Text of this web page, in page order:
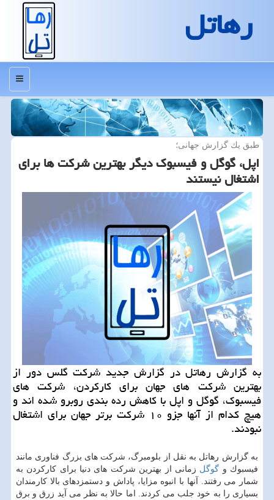
رهاتل
منو
طبق یك گزارش جهانی؛
اپل، گوگل و فیسبوك دیگر بهترین شركت ها برای
اشتغال نیستند
به گزارش رهاتل در گزارش جدید شركت گلس دور از
بهترین شركت های جهان برای كاركردن، شركت های
فیسبوك، گوگل و اپل با كاهش رده بندی روبرو شده اند و
هیچ كدام از آنها جزو ۱۰ شركت برتر جهان برای اشتغال
نبودند.
به گزارش رهاتل به نقل از بلومبرگ، شركت های بزرگ فناوری مانند
فیسبوك و گوگل زمانی از بهترین شركت های دنیا برای كاركردن به
شمار می رفتند. آنها با انبوه مزایا، پاداش و دستمزدهای بالا كارمندان
بسیاری را به خود جلب می كردند. اما حالا به نظر می آید زرق و برق